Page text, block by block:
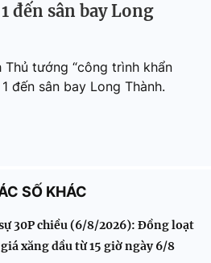
đến sân bay Long
tướng “công trình khẩn
đến sân bay Long Thành.
SỐ KHÁC
30P chiều (6/8/2026): Đồng loạt
xăng dầu từ 15 giờ ngày 6/8